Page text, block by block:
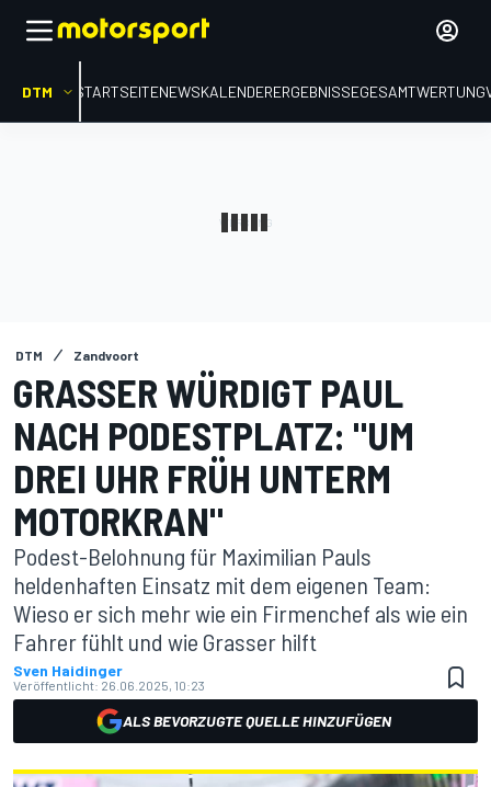
DTM STARTSEITENEWSKALENDERERGEBNISSEGESAMTWERTUNG
DTM Zandvoort
GRASSER WÜRDIGT PAUL
NACH PODESTPLATZ: "UM
DREI UHR FRÜH UNTERM
MOTORKRAN"
Podest-Belohnung für Maximilian Pauls
heldenhaften Einsatz mit dem eigenen Team:
Wieso er sich mehr wie ein Firmenchef als wie ein
Fahrer fühlt und wie Grasser hilft
Sven Haidinger
Veröffentlicht: 26.06.2025, 10:23
ALS BEVORZUGTE QUELLE HINZUFÜGEN